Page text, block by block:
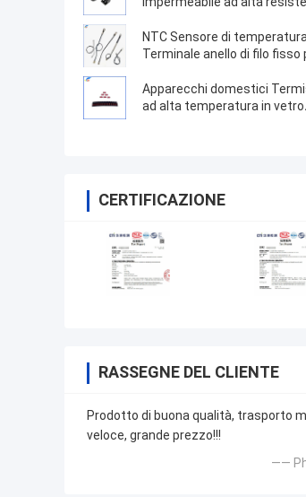
stampata ad iniezione TPE
precisione
NTC Sensore di
Terminale anello di filo fisso
precisione
Apparecchi domestici
ad alta temperatura in vetro
CERTIFICAZIONE
RASSEGNE DEL CLIENTE
Prodotto di buona qualità, trasporto
veloce, grande prezzo!!!
——